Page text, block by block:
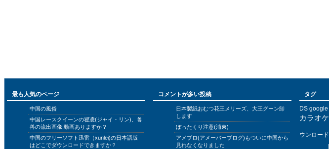
最も人気のページ
中国の風俗
中国レースクイーンの翟凌(ジャイ・リン)、兽
兽の流出画像,動画ありますか？
中国のフリーソフト迅雷（xunlei)の日本語版
はどこでダウンロードできますか？
コメントが多い投稿
日本製紙おむつ花王メリーズ、大王グーン卸
します
ぼったくり注意(浦東)
アメブロ(アメーバーブログ)もついに中国から
見れなくなりました
タグ
DS google
カラオケ
ウンロード